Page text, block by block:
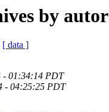
by autor
[ data ]
- 01:34:14 PDT
- 04:25:25 PDT